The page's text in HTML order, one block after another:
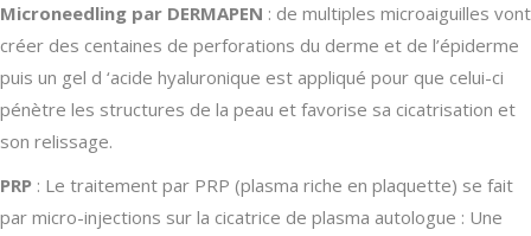
Microneedling par DERMAPEN : de multiples microaiguilles vont
créer des centaines de perforations du derme et de l’épiderme
puis un gel d ‘acide hyaluronique est appliqué pour que celui-ci
pénètre les structures de la peau et favorise sa cicatrisation et
son relissage.
PRP : Le traitement par PRP (plasma riche en plaquette) se fait
par micro-injections sur la cicatrice de plasma autologue : Une